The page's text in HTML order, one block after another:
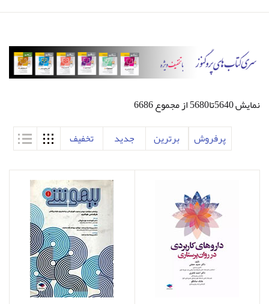
نمایش 5640تا5680 از مجموع 6686
پرفروش
برترین جدید تخفیف